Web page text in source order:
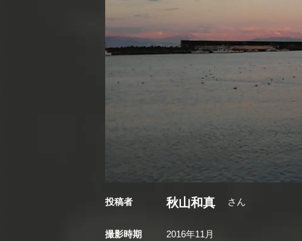
投稿者 秋山和真 さん
撮影時期 2016年11月